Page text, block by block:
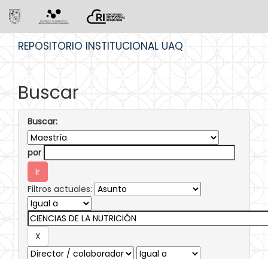
REPOSITORIO INSTITUCIONAL UAQ
Buscar
Buscar:
por
Filtros actuales: